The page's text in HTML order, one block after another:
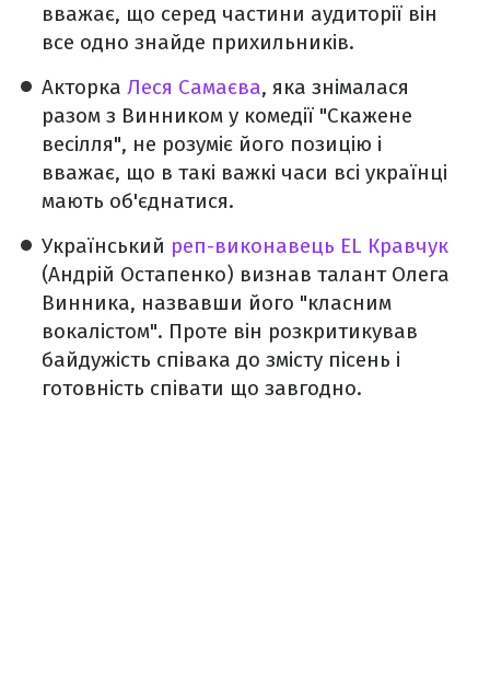
вважає, що серед частини аудиторії він
все одно знайде прихильників.
Акторка Леся Самаєва, яка знімалася
разом з Винником у комедії "Скажене
весілля", не розуміє його позицію і
вважає, що в такі важкі часи всі українці
мають об'єднатися.
Український реп-виконавець EL Кравчук
(Андрій Остапенко) визнав талант Олега
Винника, назвавши його "класним
вокалістом". Проте він розкритикував
байдужість співака до змісту пісень і
готовність співати що завгодно.